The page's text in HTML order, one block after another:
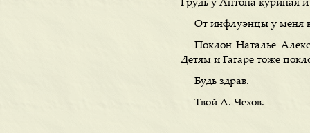
Грудь у Антона куриная
От инфлуэнцы у меня в
Поклон Наталье
Детям и Гагаре тоже
Будь здрав.
Твой А. Чехов.